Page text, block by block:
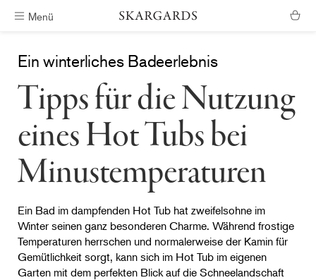
Menü Kostenlose Lieferung
Ein winterliches Badeerlebnis
Tipps für die Nutzung
eines Hot Tubs bei
Minustemperaturen
Ein Bad im dampfenden Hot Tub hat zweifelsohne im
Winter seinen ganz besonderen Charme. Während frostige
Temperaturen herrschen und normalerweise der Kamin für
Gemütlichkeit sorgt, kann sich im Hot Tub im eigenen
Garten mit dem perfekten Blick auf die Schneelandschaft